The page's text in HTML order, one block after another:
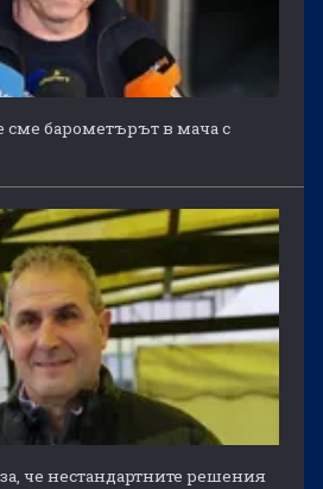
барометърът в мача с
че нестандартните решения